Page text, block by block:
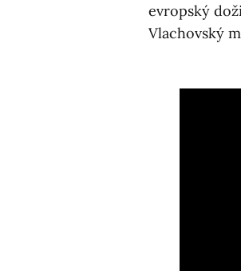
evropský
Vlachovský